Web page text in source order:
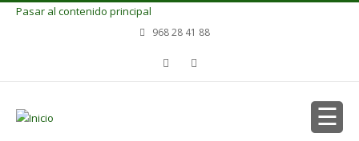
Pasar al contenido principal
968 28 41 88